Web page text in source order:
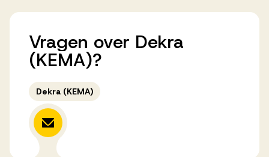
Werken bij AV
Aanmelden
Werken bij AV
Vragen over Dekra
(KEMA)?
Dekra (KEMA)